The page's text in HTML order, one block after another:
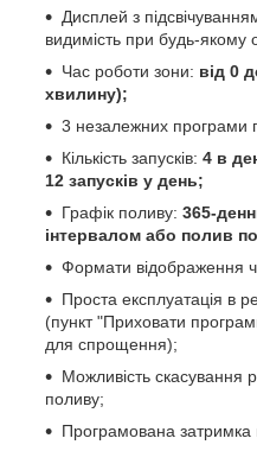
Дисплей з
видимість при будь-якому
Час роботи зони: від 0
хвилину);
3 незалежних програми
Кількість запусків: 4 в
12 запусків у день;
Графік поливу: 365-
інтервалом або полив
Формати відображення
Проста експлуатація в
(пункт "Приховати
для спрощення);
Можливість скасування
поливу;
Програмована затримка